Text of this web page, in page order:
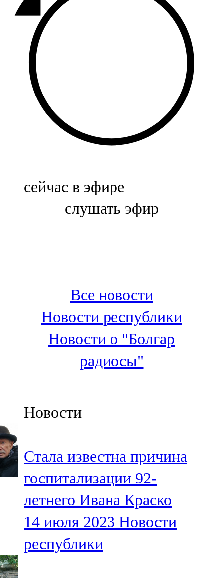
107,1 FM
Балык бистәсе
104,9 FM
Баулы
107,5 FM
Биләр
Болгар
100,3 FM
Зәй
106,6 FM
Кадыбаш
105,2 FM
91,5 FM
106,1 FM
Кама тамагы
71,51 FM
Кукмара
107,9 FM
сейчас в эфире
слушать эфир
Все новости
Новости республики
Новости о "Болгар
радиосы"
Новости
Стала известна причина
госпитализации 92-
летнего Ивана Краско
14 июля 2023 Новости
республики